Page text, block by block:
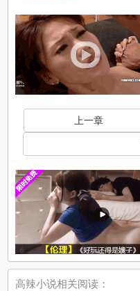
上一章
高辣小说相关阅读：